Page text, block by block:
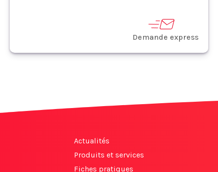
Demande express
Actualités
Produits et services
Fiches pratiques